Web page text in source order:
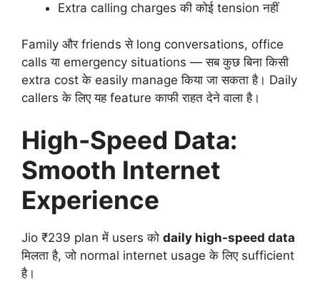
Extra calling charges की कोई tension नहीं
Family और friends से long conversations, office
calls या emergency situations — सब कुछ बिना किसी
extra cost के easily manage किया जा सकता है। Daily
callers के लिए यह feature काफी राहत देने वाला है।
High-Speed Data:
Smooth Internet
Experience
Jio ₹239 plan में users को daily high-speed data
मिलता है, जो normal internet usage के लिए sufficient
है।